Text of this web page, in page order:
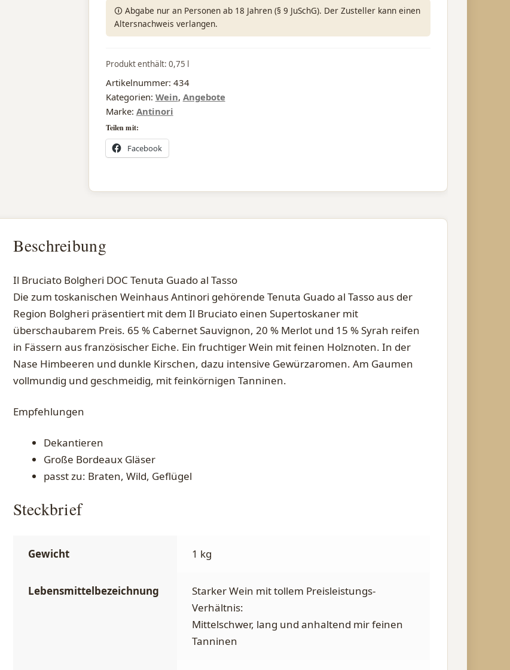
🛈 Abgabe nur an Personen ab 18 Jahren (§ 9 JuSchG). Der Zusteller kann einen
Altersnachweis verlangen.
Produkt enthält: 0,75 l
Artikelnummer: 434
Kategorien: Wein, Angebote
Marke: Antinori
Teilen mit:
Facebook
Beschreibung
Il Bruciato Bolgheri DOC Tenuta Guado al Tasso
Die zum toskanischen Weinhaus Antinori gehörende Tenuta Guado al Tasso aus der
Region Bolgheri präsentiert mit dem Il Bruciato einen Supertoskaner mit
überschaubarem Preis. 65 % Cabernet Sauvignon, 20 % Merlot und 15 % Syrah reifen
in Fässern aus französischer Eiche. Ein fruchtiger Wein mit feinen Holznoten. In der
Nase Himbeeren und dunkle Kirschen, dazu intensive Gewürzaromen. Am Gaumen
vollmundig und geschmeidig, mit feinkörnigen Tanninen.
Empfehlungen
Dekantieren
Große Bordeaux Gläser
passt zu: Braten, Wild, Geflügel
Steckbrief
Gewicht 1 kg
Lebensmittelbezeichnung
Starker Wein mit tollem Preisleistungs-
Verhältnis:
Mittelschwer, lang und anhaltend mir feinen
Tanninen